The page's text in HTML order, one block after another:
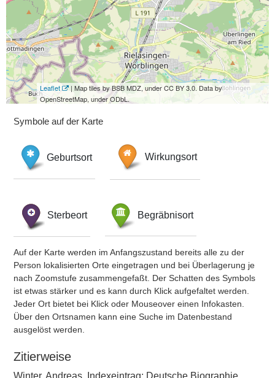
Leaflet
| Map tiles by BSB MDZ, under CC BY 3.0. Data by
OpenStreetMap, under ODbL.
Symbole auf der Karte
Geburtsort Wirkungsort
Sterbeort Begräbnisort
Auf der Karte werden im Anfangszustand bereits alle zu der
Person lokalisierten Orte eingetragen und bei Überlagerung je
nach Zoomstufe zusammengefaßt. Der Schatten des Symbols
ist etwas stärker und es kann durch Klick aufgefaltet werden.
Jeder Ort bietet bei Klick oder Mouseover einen Infokasten.
Über den Ortsnamen kann eine Suche im Datenbestand
ausgelöst werden.
Zitierweise
Winter, Andreas, Indexeintrag: Deutsche Biographie,